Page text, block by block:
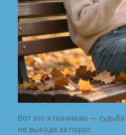
Вот это я понимаю — судьба
не выходя за порог.